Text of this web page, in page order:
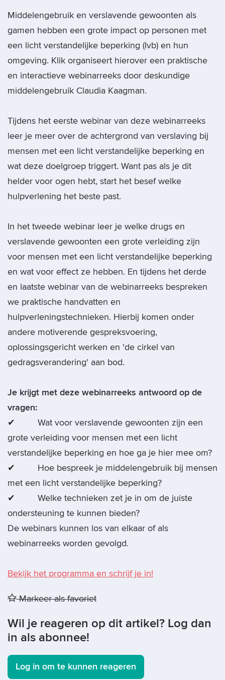
Middelengebruik en verslavende gewoonten als
gamen hebben een grote impact op personen met
een licht verstandelijke beperking (lvb) en hun
omgeving. Klik organiseert hierover een praktische
en interactieve webinarreeks door deskundige
middelengebruik Claudia Kaagman.
Tijdens het eerste webinar van deze webinarreeks
leer je meer over de achtergrond van verslaving bij
mensen met een licht verstandelijke beperking en
wat deze doelgroep triggert. Want pas als je dit
helder voor ogen hebt, start het besef welke
hulpverlening het beste past.
In het tweede webinar leer je welke drugs en
verslavende gewoonten een grote verleiding zijn
voor mensen met een licht verstandelijke beperking
en wat voor effect ze hebben. En tijdens het derde
en laatste webinar van de webinarreeks bespreken
we praktische handvatten en
hulpverleningstechnieken. Hierbij komen onder
andere motiverende gespreksvoering,
oplossingsgericht werken en 'de cirkel van
gedragsverandering' aan bod.
Je krijgt met deze webinarreeks antwoord op de
vragen:
✔ Wat voor verslavende gewoonten zijn een
grote verleiding voor mensen met een licht
verstandelijke beperking en hoe ga je hier mee om?
✔ Hoe bespreek je middelengebruik bij mensen
met een licht verstandelijke beperking?
✔ Welke technieken zet je in om de juiste
ondersteuning te kunnen bieden?
De webinars kunnen los van elkaar of als
webinarreeks worden gevolgd.
Bekijk het programma en schrijf je in!
Markeer als favoriet
Wil je reageren op dit artikel? Log dan
in als abonnee!
Log in om te kunnen reageren